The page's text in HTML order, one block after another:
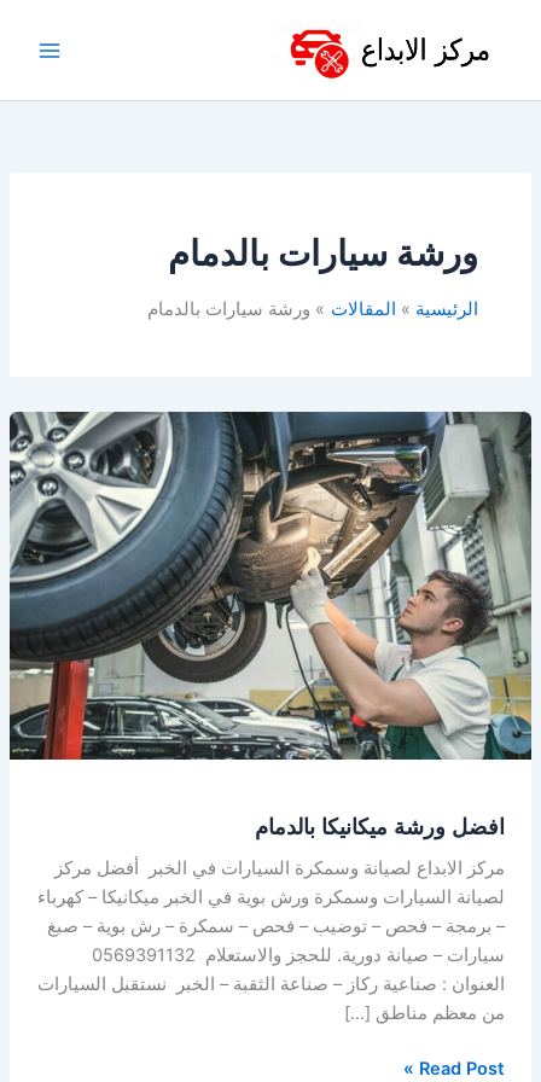
ورشة سيارات بالدمام
الرئيسية المقالات ورشة سيارات بالدمام
افضل ورشة ميكانيكا بالدمام
مركز الابداع لصيانة وسمكرة السيارات في الخبر أفضل مركز
لصيانة السيارات وسمكرة ورش بوية في الخبر ميكانيكا – كهرباء
– برمجة – فحص – توضيب – فحص – سمكرة – رش بوية – صبغ
سيارات – صيانة دورية. للحجز والاستعلام 0569391132
العنوان : صناعية ركاز – صناعة الثقبة – الخبر نستقبل السيارات
من معظم مناطق […]
افضل
ورشة
ميكانيكا
بالدمام
Read Post »